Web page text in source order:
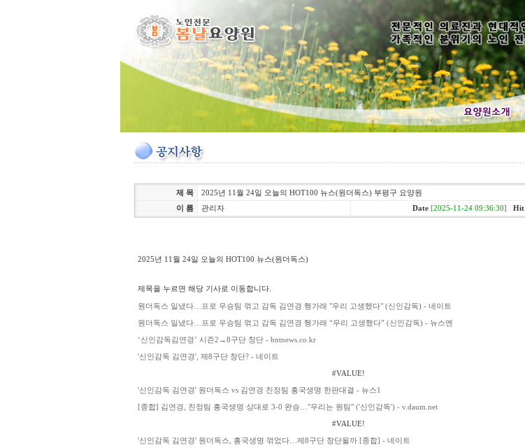
제 목
2025년 11월 24일 오늘의 HOT100 뉴스(원더독스) 부평구 요양원
이 름
관리자 Date [2025-11-24 09:36:30] Hit
2025년 11월 24일 오늘의 HOT100 뉴스(원더독스)
제목을 누르면 해당 기사로 이동합니다.
원더독스 일냈다…프로 우승팀 꺾고 감독 김연경 헹가래 "우리 고생했다" (신인감독) - 네이트
원더독스 일냈다…프로 우승팀 꺾고 감독 김연경 헹가래 “우리 고생했다” (신인감독) - 뉴스엔
‘신인감독김연경’ 시즌2→8구단 창단 - bntnews.co.kr
'신인감독 김연경', 제8구단 창단? - 네이트
#VALUE!
'신인감독 김연경' 원더독스 vs 김연경 친정팀 흥국생명 한판대결 - 뉴스1
[종합] 김연경, 친정팀 흥국생명 상대로 3-0 완승…"우리는 원팀" ('신인감독') - v.daum.net
#VALUE!
'신인감독 김연경' 원더독스, 흥국생명 꺾었다…제8구단 창단될까 [종합] - 네이트